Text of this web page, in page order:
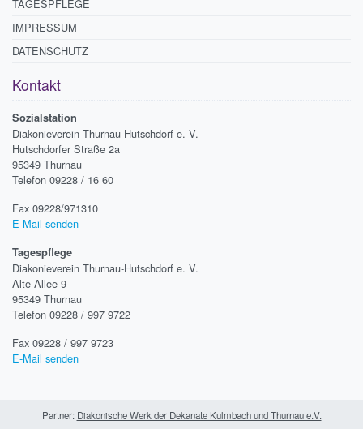
TAGESPFLEGE
IMPRESSUM
DATENSCHUTZ
Kontakt
Sozialstation
Diakonieverein Thurnau-Hutschdorf e. V.
Hutschdorfer Straße 2a
95349 Thurnau
Telefon 09228 / 16 60
Fax 09228/971310
E-Mail senden
Tagespflege
Diakonieverein Thurnau-Hutschdorf e. V.
Alte Allee 9
95349 Thurnau
Telefon 09228 / 997 9722
Fax 09228 / 997 9723
E-Mail senden
Partner: Diakonische Werk der Dekanate Kulmbach und Thurnau e.V.